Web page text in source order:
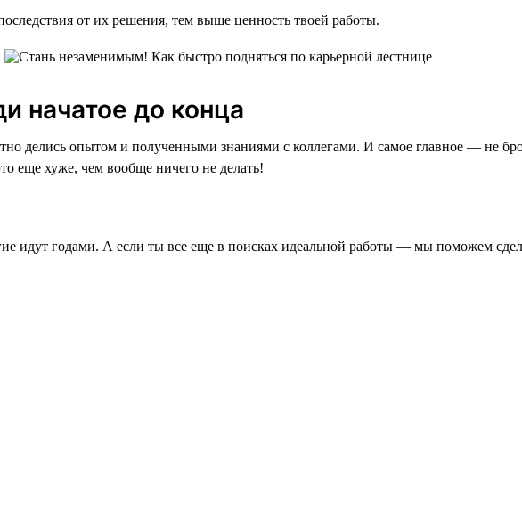
от их решения, тем выше ценность твоей работы.
начатое до конца
делись опытом и полученными знаниями с коллегами. И самое главное — не
еще хуже, чем вообще ничего не делать!
идут годами. А если ты все еще в поисках идеальной работы — мы поможем